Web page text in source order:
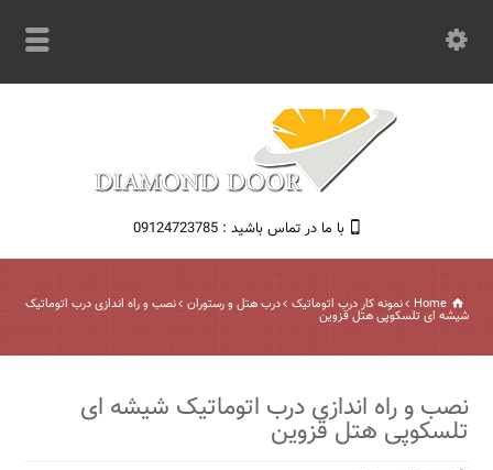
با ما در تماس باشید : 09124723785
Home نمونه کار درب اتوماتیک درب هتل و رستوران نصب و راه اندازی درب اتوماتیک
شیشه ای تلسکوپی هتل قزوین
نصب و راه اندازی درب اتوماتیک شیشه ای
تلسکوپی هتل قزوین